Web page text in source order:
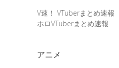
V速！ VTuberまとめ速報
ホロVTuberまとめ速報
アニメ